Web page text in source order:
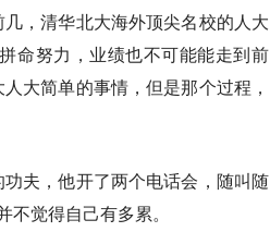
，清华北大海外顶尖名校的人大
命努力，业绩也不可能能走到前
大简单的事情，但是那个过程，
夫，他开了两个电话会，随叫随
觉得自己有多累。